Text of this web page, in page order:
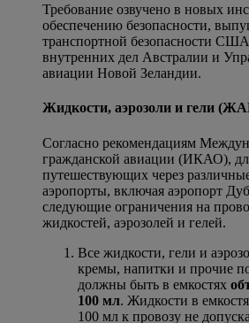
Требование озвучено в новых
обеспечению безопасности,
транспортной безопасности
внутренних дел Австралии и
авиации Новой Зеландии.
Жидкости, аэрозоли и гели
Согласно рекомендациям
гражданской авиации (ИКАО),
путешествующих через
аэропорты, включая аэропорт
следующие ограничения на
жидкостей, аэрозолей и гелей.
Все жидкости, гели и
кремы, напитки и прочие
должны быть в емкостях
100 мл. Жидкости в
100 мл к провозу не